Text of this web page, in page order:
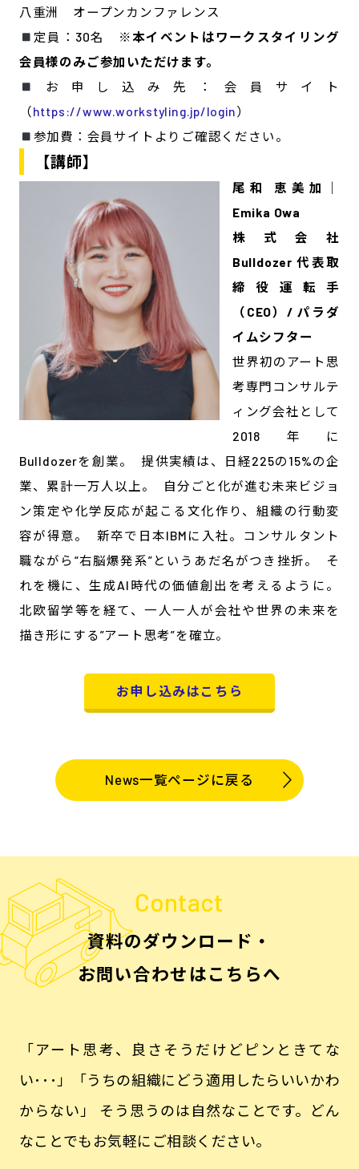
八重洲 オープンカンファレンス
定員：30名
※本イベントはワークスタイリング
会員様のみご参加いただけます。
お申し込み先：会員サイト
（https://www.workstyling.jp/login）
参加費：会員サイトよりご確認ください。
【講師】
尾和 恵美加｜
Emika Owa
株式会社
Bulldozer 代表取
締役運転手
（CEO）/ パラダ
イムシフター
世界初のアート思
考専門コンサルテ
ィング会社として
2018年に
Bulldozerを創業。 提供実績は、日経225の15%の企
業、累計一万人以上。 自分ごと化が進む未来ビジョ
ン策定や化学反応が起こる文化作り、組織の行動変
容が得意。 新卒で日本IBMに入社。コンサルタント
職ながら“右脳爆発系”というあだ名がつき挫折。 そ
れを機に、生成AI時代の価値創出を考えるように。
北欧留学等を経て、一人一人が会社や世界の未来を
描き形にする”アート思考”を確立。
お申し込みはこちら
News一覧ページに戻る
Contact
資料のダウンロード・
お問い合わせはこちらへ
「アート思考、良さそうだけどピンときてな
い･･･」「うちの組織にどう適用したらいいかわ
からない」
そう思うのは自然なことです。どん
なことでもお気軽にご相談ください。